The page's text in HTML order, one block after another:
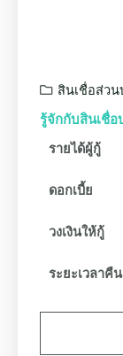
สินเชื่อส่ว
รู้จักกับสินเชื่อ
รายได้ผู้กู้
ดอกเบี้ย
วงเงินให้กู้
ระยะเวลาคืน